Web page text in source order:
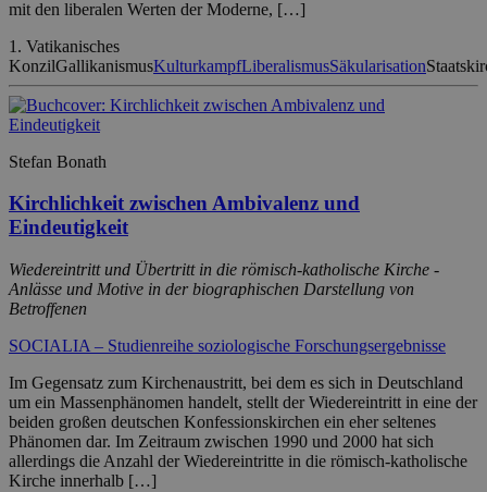
mit den liberalen Werten der Moderne, […]
1. Vatikanisches
KonzilGallikanismusKulturkampfLiberalismusSäkularisation
Stefan Bonath
Kirchlichkeit zwischen Ambivalenz und
Eindeutigkeit
Wiedereintritt und Übertritt in die römisch-katholische Kirche -
Anlässe und Motive in der biographischen Darstellung von
Betroffenen
SOCIALIA – Studienreihe soziologische Forschungsergebnisse
Im Gegensatz zum Kirchenaustritt, bei dem es sich in Deutschland
um ein Massenphänomen handelt, stellt der Wiedereintritt in eine der
beiden großen deutschen Konfessionskirchen ein eher seltenes
Phänomen dar. Im Zeitraum zwischen 1990 und 2000 hat sich
allerdings die Anzahl der Wiedereintritte in die römisch-katholische
Kirche innerhalb […]